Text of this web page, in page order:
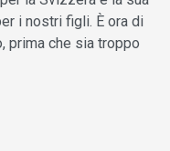
i nostri figli. È ora di
prima che sia troppo